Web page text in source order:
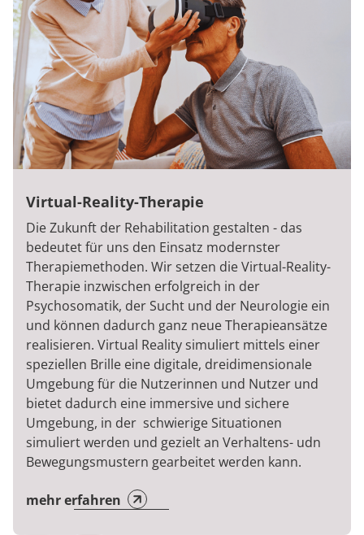
Virtual-Reality-Therapie
Die Zukunft der Rehabilitation gestalten - das
bedeutet für uns den Einsatz modernster
Therapiemethoden. Wir setzen die Virtual-Reality-
Therapie inzwischen erfolgreich in der
Psychosomatik, der Sucht und der Neurologie ein
und können dadurch ganz neue Therapieansätze
realisieren. Virtual Reality simuliert mittels einer
speziellen Brille eine digitale, dreidimensionale
Umgebung für die Nutzerinnen und Nutzer und
bietet dadurch eine immersive und sichere
Umgebung, in der schwierige Situationen
simuliert werden und gezielt an Verhaltens- udn
Bewegungsmustern gearbeitet werden kann.
mehr erfahren